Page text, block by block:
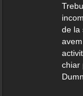
de la
chiar